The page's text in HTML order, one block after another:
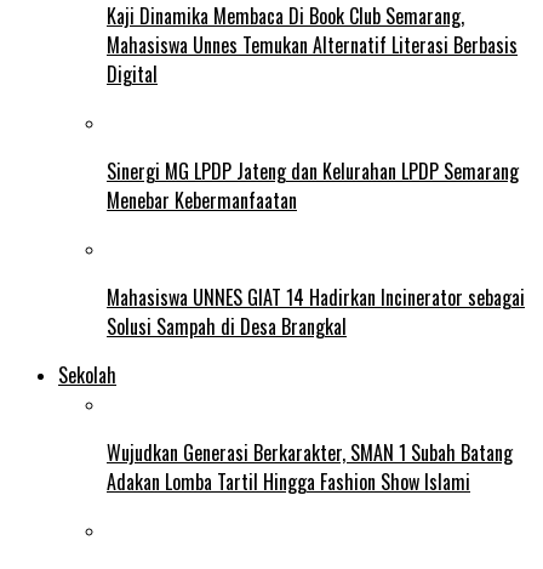
Kaji Dinamika Membaca Di Book Club Semarang,
Mahasiswa Unnes Temukan Alternatif Literasi Berbasis
Digital
Sinergi MG LPDP Jateng dan Kelurahan LPDP Semarang
Menebar Kebermanfaatan
Mahasiswa UNNES GIAT 14 Hadirkan Incinerator sebagai
Solusi Sampah di Desa Brangkal
Sekolah
Wujudkan Generasi Berkarakter, SMAN 1 Subah Batang
Adakan Lomba Tartil Hingga Fashion Show Islami